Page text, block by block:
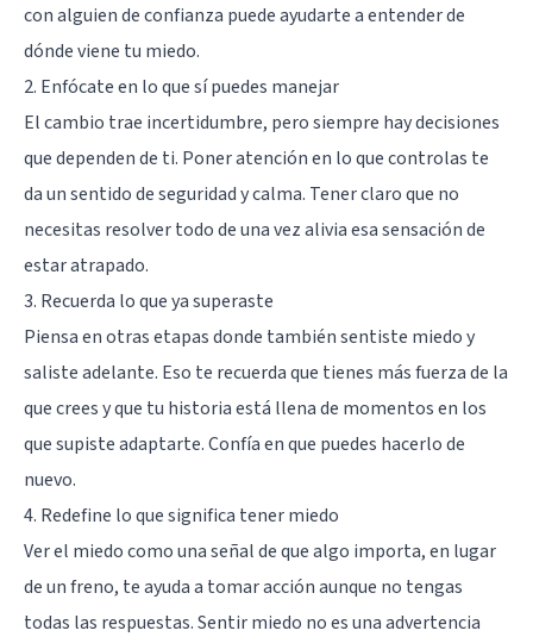
con alguien de confianza puede ayudarte a entender de
dónde viene tu miedo.
2. Enfócate en lo que sí puedes manejar
El cambio trae incertidumbre, pero siempre hay decisiones
que dependen de ti. Poner atención en lo que controlas te
da un sentido de seguridad y calma. Tener claro que no
necesitas resolver todo de una vez alivia esa sensación de
estar atrapado.
3. Recuerda lo que ya superaste
Piensa en otras etapas donde también sentiste miedo y
saliste adelante. Eso te recuerda que tienes más fuerza de la
que crees y que tu historia está llena de momentos en los
que supiste adaptarte. Confía en que puedes hacerlo de
nuevo.
4. Redefine lo que significa tener miedo
Ver el miedo como una señal de que algo importa, en lugar
de un freno, te ayuda a tomar acción aunque no tengas
todas las respuestas. Sentir miedo no es una advertencia